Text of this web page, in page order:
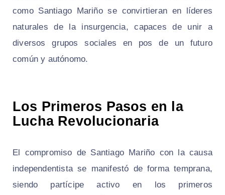
como Santiago Mariño se convirtieran en líderes
naturales de la insurgencia, capaces de unir a
diversos grupos sociales en pos de un futuro
común y autónomo.
Los Primeros Pasos en la
Lucha Revolucionaria
El compromiso de Santiago Mariño con la causa
independentista se manifestó de forma temprana,
siendo partícipe activo en los primeros